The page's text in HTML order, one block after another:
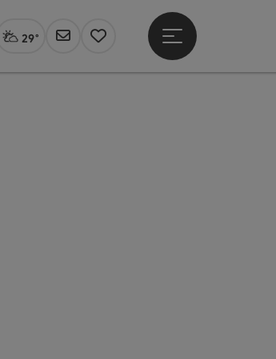
Aktuelles Wetter Linz, stark bewölkt
29°
Newsletter
Merkzettel
Hauptmenü öffnen